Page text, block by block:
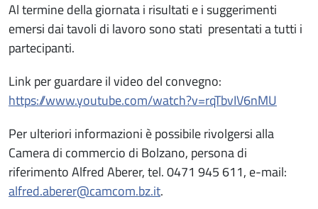
Al termine della giornata i risultati e i suggerimenti
emersi dai tavoli di lavoro sono stati presentati a tutti i
partecipanti.
Link per guardare il video del convegno:
https://www.youtube.com/watch?v=rqTbvIV6nMU
Per ulteriori informazioni è possibile rivolgersi alla
Camera di commercio di Bolzano, persona di
riferimento Alfred Aberer, tel. 0471 945 611, e-mail:
alfred.aberer@camcom.bz.it.